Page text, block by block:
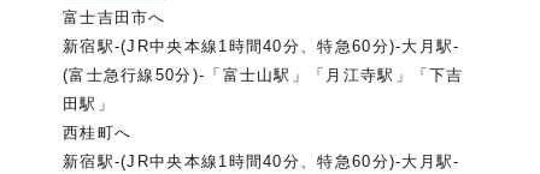
富士吉田市へ
新宿駅-(JR中央本線1時間40分、特急60分)-大月駅-
(富士急行線50分)-「富士山駅」「月江寺駅」「下吉
田駅」
西桂町へ
新宿駅-(JR中央本線1時間40分、特急60分)-大月駅-